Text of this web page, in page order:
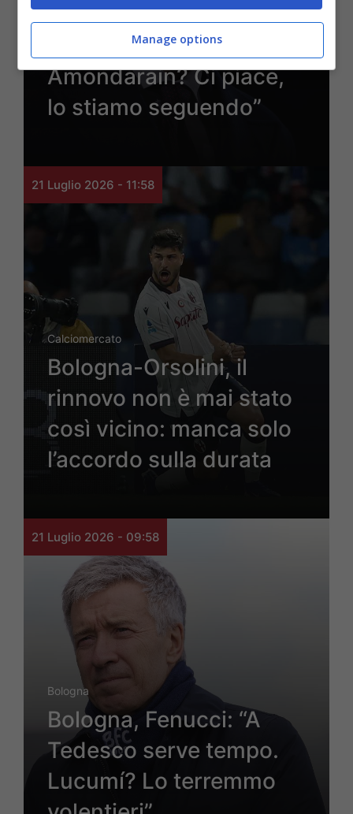
Valles: “Siamo vicini al
rinnovo di Orsolini.
Amondarain? Ci piace,
lo stiamo seguendo”
21 Luglio 2026 - 11:58
Calciomercato
Bologna-Orsolini, il
rinnovo non è mai stato
così vicino: manca solo
l’accordo sulla durata
21 Luglio 2026 - 09:58
Bologna
Bologna, Fenucci: “A
Tedesco serve tempo.
Lucumí? Lo terremmo
Manage options